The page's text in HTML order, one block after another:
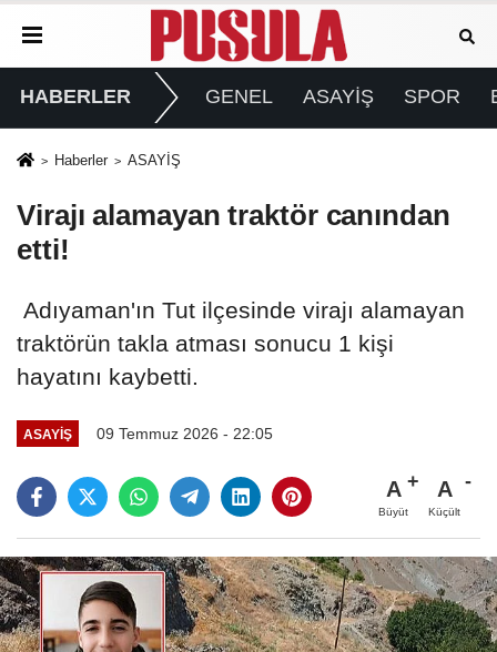
HABERLER GENEL ASAYİŞ SPOR
Haberler ASAYİŞ
Virajı alamayan traktör canından
etti!
Adıyaman'ın Tut ilçesinde virajı alamayan
traktörün takla atması sonucu 1 kişi
hayatını kaybetti.
ASAYİŞ 09 Temmuz 2026 - 22:05
A
Büyüt
A
Küçült